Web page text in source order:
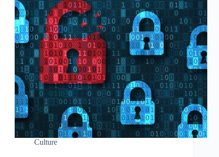
Culture